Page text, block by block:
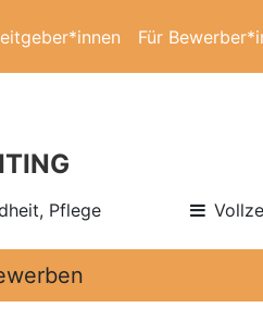
Für
Pflege